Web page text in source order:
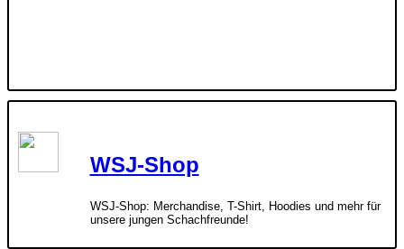
WSJ-Shop
WSJ-Shop: Merchandise, T-Shirt, Hoodies und mehr für
unsere jungen Schachfreunde!